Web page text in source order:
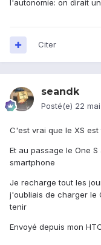
l'autonomie: on dirait
Citer
seandk
Posté(e) 22
C'est vrai que le XS
Et au passage le One
smartphone
Je recharge tout les
j'oubliais de charger le
tenir
Envoyé depuis mon